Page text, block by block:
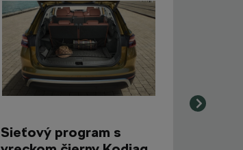
Sieťový program s